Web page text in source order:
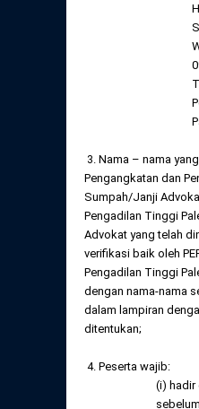
3. Nama – nama
Pengangkatan dan
Sumpah/Janji
Pengadilan Tinggi
Advokat yang telah
verifikasi baik oleh
Pengadilan Tinggi
dengan nama-nama
dalam lampiran
ditentukan;
4. Peserta wajib:
(i) hadir